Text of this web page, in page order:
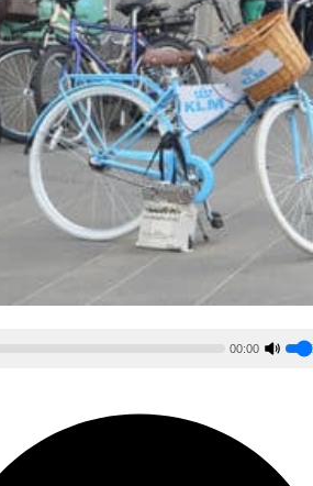
00:00